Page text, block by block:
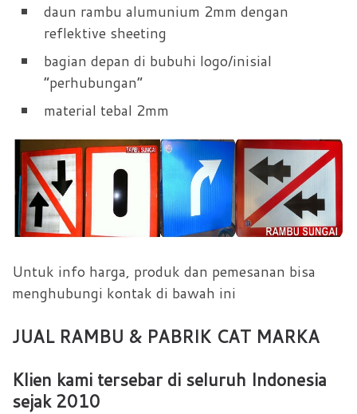
daun rambu alumunium 2mm dengan
reflektive sheeting
bagian depan di bubuhi logo/inisial
“perhubungan”
material tebal 2mm
Untuk info harga, produk dan pemesanan bisa
menghubungi kontak di bawah ini
JUAL RAMBU & PABRIK CAT MARKA
Klien kami tersebar di seluruh Indonesia
sejak 2010